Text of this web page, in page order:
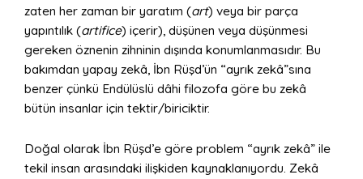
zaten her zaman bir yaratım (art) veya bir parça
yapıntılık (artifice) içerir), düşünen veya düşünmesi
gereken öznenin zihninin dışında konumlanmasıdır. Bu
bakımdan yapay zekâ, İbn Rüşd’ün “ayrık zekâ”sına
benzer çünkü Endülüslü dâhi filozofa göre bu zekâ
bütün insanlar için tektir/biriciktir.
Doğal olarak İbn Rüşd’e göre problem “ayrık zekâ” ile
tekil insan arasındaki ilişkiden kaynaklanıyordu. Zekâ